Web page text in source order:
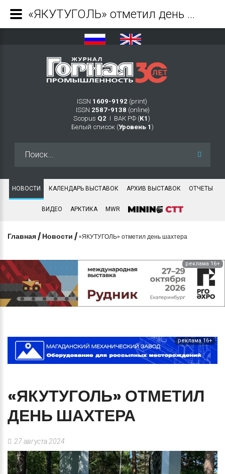
ISSN 1609-9192 (print)
ISSN 2587-9138 (online)
Scopus Q2 Ι ВАК РФ (K1 )
Белый список (Уровень 1 )
НОВОСТИ КАЛЕНДАРЬ ВЫСТАВОК АРХИВ ВЫСТАВОК ОТЧЕТЫ
ВИДЕО АРКТИКА MWR
Главная / Новости /«ЯКУТУГОЛЬ» отметил день шахтера
реклама 16+
реклама 16+
«ЯКУТУГОЛЬ» ОТМЕТИЛ
ДЕНЬ ШАХТЕРА
27 августа 2024
«ЯКУТУГОЛЬ» отметил день шахтера - Журнал Горная промышленность